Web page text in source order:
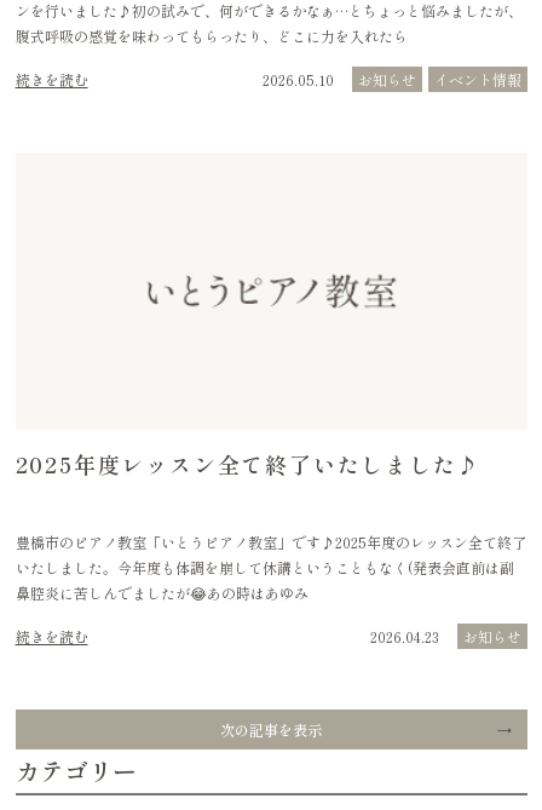
ンを行いました♪初の試みで、何ができるかなぁ…とちょっと悩みましたが、
腹式呼吸の感覚を味わってもらったり、どこに力を入れたら
続きを読む 2026.05.10 お知らせ イベント情報
2025年度レッスン全て終了いたしました♪
豊橋市のピアノ教室「いとうピアノ教室」です♪2025年度のレッスン全て終了
いたしました。今年度も体調を崩して休講ということもなく(発表会直前は副
鼻腔炎に苦しんでましたが😂あの時はあゆみ
続きを読む 2026.04.23 お知らせ
次の記事を表示
カテゴリー